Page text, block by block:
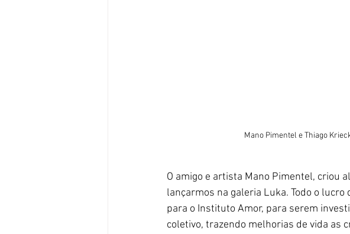
Mano Pimentel e Thiago
O amigo e artista Mano Pimentel, criou
lançarmos na galeria Luka. Todo o
para o Instituto Amor, para serem
coletivo, trazendo melhorias de vida as